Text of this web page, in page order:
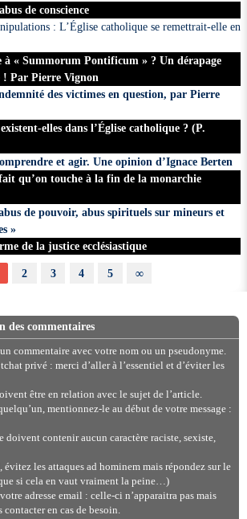
de conscience
: L’Église catholique se remettrait-elle en
à « Summorum Pontificum » ? Un dérapage
Par Pierre Vignon
des victimes en question, par Pierre
elles dans l’Église catholique ? (P.
et agir. Une opinion d’Ignace Berten
qu’on touche à la fin de la monarchie
de pouvoir, abus spirituels sur mineurs et
»
de la justice ecclésiastique
2 3 4 5 ∞
des commentaires
commentaire avec votre nom ou un pseudonyme.
privé : merci d’aller à l’essentiel et d’éviter les
être en relation avec le sujet de l’article.
mentionnez-le au début de votre message :
doivent contenir aucun caractère raciste, sexiste,
évitez les attaques ad hominem mais répondez sur le
si cela en vaut vraiment la peine…)
adresse email : celle-ci n’apparaitra pas mais
contacter en cas de besoin.